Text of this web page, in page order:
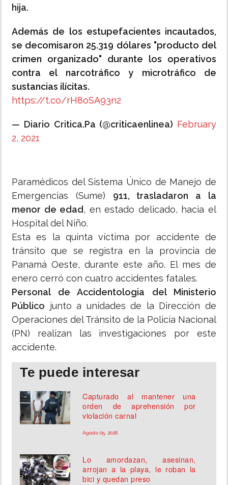
hija.
Además de los estupefacientes incautados,
se decomisaron 25.319 dólares "producto del
crimen organizado" durante los operativos
contra el narcotráfico y microtráfico de
sustancias ilícitas.
https://t.co/rH8oSA93n2
— Diario Critica.Pa (@criticaenlinea) February
2, 2021
Paramédicos del Sistema Único de Manejo de
Emergencias (Sume) 911, trasladaron a la
menor de edad, en estado delicado, hacia el
Hospital del Niño.
Esta es la quinta víctima por accidente de
tránsito que se registra en la provincia de
Panamá Oeste, durante este año. El mes de
enero cerró con cuatro accidentes fatales.
Personal de Accidentologia del Ministerio
Público junto a unidades de la Dirección de
Operaciones del Tránsito de la Policía Nacional
(PN) realizan las investigaciones por este
accidente.
Te puede interesar
Capturado al mantener una
orden de aprehensión por
violación carnal
Agosto 05, 2026
Lo amordazan, asesinan,
arrojan a la playa, le roban la
bici y quedan preso